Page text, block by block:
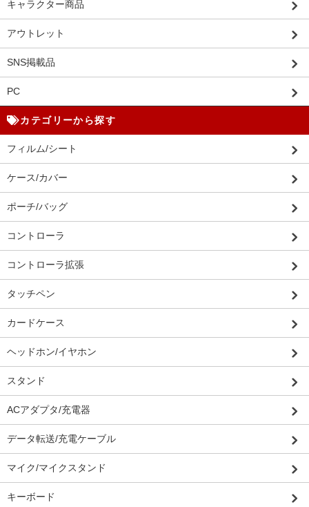
キャラクター商品
アウトレット
SNS掲載品
PC
カテゴリーから探す
フィルム/シート
ケース/カバー
ポーチ/バッグ
コントローラ
コントローラ拡張
タッチペン
カードケース
ヘッドホン/イヤホン
スタンド
ACアダプタ/充電器
データ転送/充電ケーブル
マイク/マイクスタンド
キーボード